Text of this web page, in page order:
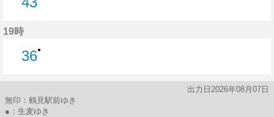
19時
36●
出力日2026年08月07日
無印：鶴見駅前ゆき
●：生麦ゆき